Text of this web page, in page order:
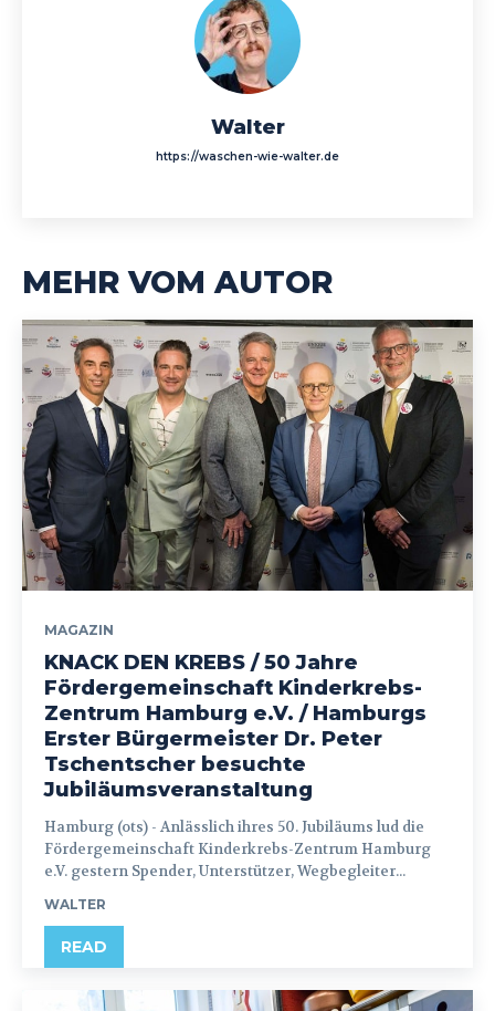
Walter
https://waschen-wie-walter.de
MEHR VOM AUTOR
MAGAZIN
KNACK DEN KREBS / 50 Jahre
Fördergemeinschaft Kinderkrebs-
Zentrum Hamburg e.V. / Hamburgs
Erster Bürgermeister Dr. Peter
Tschentscher besuchte
Jubiläumsveranstaltung
Hamburg (ots) - Anlässlich ihres 50. Jubiläums lud die
Fördergemeinschaft Kinderkrebs-Zentrum Hamburg
e.V. gestern Spender, Unterstützer, Wegbegleiter...
WALTER
READ